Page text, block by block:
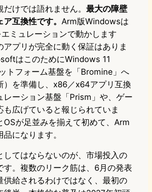
けでは語れません。 最大の障壁
互換性です。 Arm版Windowsは
ミュレーションで動かします
アプリが完全に動く保証はありま
はこのためにWindows 11
トフォーム基盤を「Bromine」へ
）を準備し、x86／x64アプリ互換
レーション基盤「Prism」や、ゲー
も広げていると報じられていま
OSが足並みを揃えて初めて、Arm
になります。
してはならないのが、市場投入の
す。複数のリーク筋は、6月の発表
供給されるわけではなく、最初の